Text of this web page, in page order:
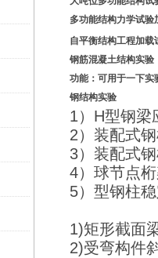
多功能结构力学试验
自平衡结构工程加载
钢筋混凝土结构实验
功能：可用于一下实
钢结构实验
1）H型钢梁
2）装配式
3）装配式
4）球节点
5）型钢柱
1)矩形截面
2)受弯构件